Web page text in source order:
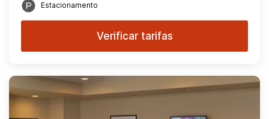
Estacionamento
Verificar tarifas